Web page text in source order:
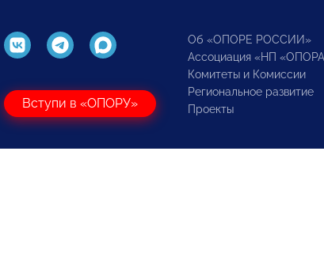
Вступи в «ОПОРУ»
Об «ОПОРЕ РОССИИ»
Ассоциация «НП
Комитеты и Комиссии
Региональное развитие
Проекты